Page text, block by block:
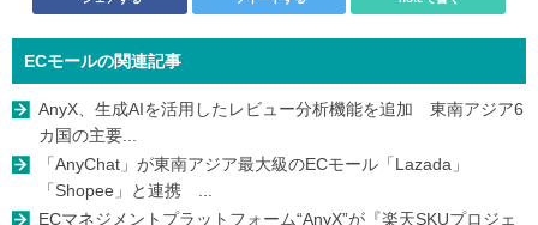
ECモールの関連記事
AnyX、生成AIを活用したレビュー分析機能を追加 東南アジア6
カ国の主要...
「AnyChat」が東南アジア最大級のECモール「Lazada」
「Shopee」と連携 ...
ECマネジメントプラットフォーム“AnyX”が『楽天SKUプロジェ